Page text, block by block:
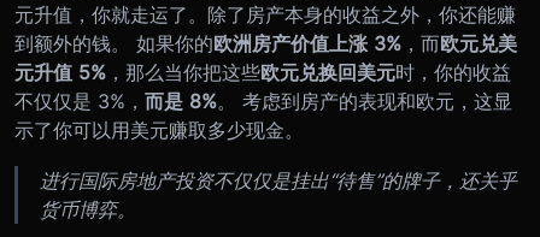
元升值，你就走运了。除了房产本身的收益之外，你还能赚
到额外的钱。 如果你的欧洲房产价值上涨 3% ，而欧元兑美
元升值 5% ，那么当你把这些欧元兑换回美元时，你的收益
不仅仅是 3%， 而是 8%。 考虑到房产的表现和欧元，这显
示了你可以用美元赚取多少现金。
进行国际房地产投资不仅仅是挂出“待售”的牌子，还关乎
货币博弈。